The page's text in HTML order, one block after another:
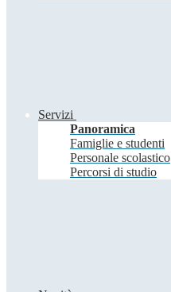
Servizi
Panoramica
Famiglie e studenti
Personale scolastico
Percorsi di studio